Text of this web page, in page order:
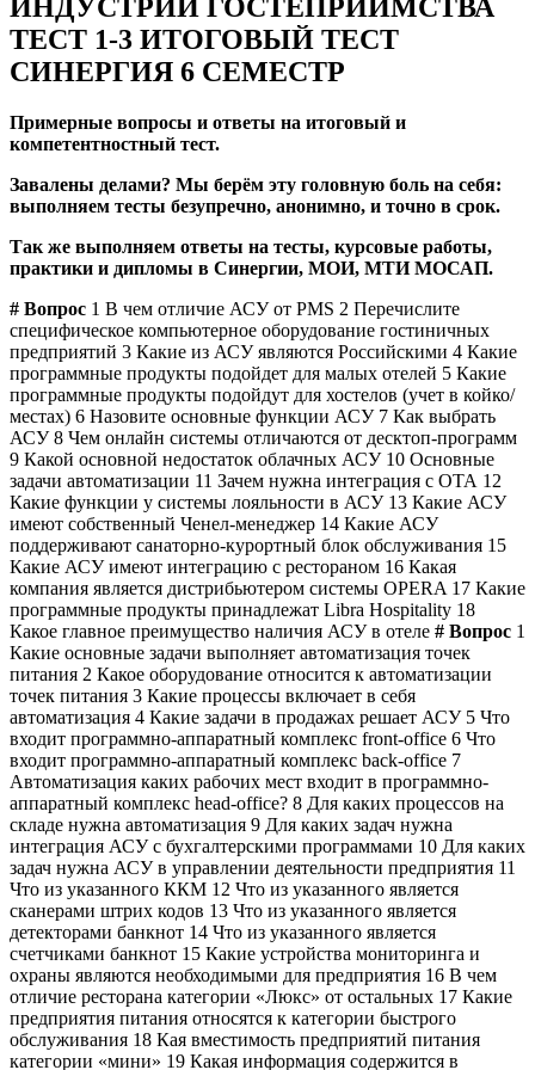
ИНДУСТРИИ ГОСТЕПРИИМСТВА
ТЕСТ 1-3 ИТОГОВЫЙ ТЕСТ
СИНЕРГИЯ 6 СЕМЕСТР
Примерные вопросы и ответы на итоговый и
компетентностный тест.
Завалены делами? Мы берём эту головную боль на себя:
выполняем тесты безупречно, анонимно, и точно в срок.
Так же выполняем ответы на тесты, курсовые работы,
практики и дипломы в Синергии, МОИ, МТИ МОСАП.
# Вопрос 1 В чем отличие АСУ от PMS 2 Перечислите
специфическое компьютерное оборудование гостиничных
предприятий 3 Какие из АСУ являются Российскими 4 Какие
программные продукты подойдет для малых отелей 5 Какие
программные продукты подойдут для хостелов (учет в койко/
местах) 6 Назовите основные функции АСУ 7 Как выбрать
АСУ 8 Чем онлайн системы отличаются от десктоп-программ
9 Какой основной недостаток облачных АСУ 10 Основные
задачи автоматизации 11 Зачем нужна интеграция с ОТА 12
Какие функции у системы лояльности в АСУ 13 Какие АСУ
имеют собственный Ченел-менеджер 14 Какие АСУ
поддерживают санаторно-курортный блок обслуживания 15
Какие АСУ имеют интеграцию с рестораном 16 Какая
компания является дистрибьютером системы OPERA 17 Какие
программные продукты принадлежат Libra Hospitality 18
Какое главное преимущество наличия АСУ в отеле # Вопрос 1
Какие основные задачи выполняет автоматизация точек
питания 2 Какое оборудование относится к автоматизации
точек питания 3 Какие процессы включает в себя
автоматизация 4 Какие задачи в продажах решает АСУ 5 Что
входит программно-аппаратный комплекс front-office 6 Что
входит программно-аппаратный комплекс back-office 7
Автоматизация каких рабочих мест входит в программно-
аппаратный комплекс head-office? 8 Для каких процессов на
складе нужна автоматизация 9 Для каких задач нужна
интеграция АСУ с бухгалтерскими программами 10 Для каких
задач нужна АСУ в управлении деятельности предприятия 11
Что из указанного ККМ 12 Что из указанного является
сканерами штрих кодов 13 Что из указанного является
детекторами банкнот 14 Что из указанного является
счетчиками банкнот 15 Какие устройства мониторинга и
охраны являются необходимыми для предприятия 16 В чем
отличие ресторана категории «Люкс» от остальных 17 Какие
предприятия питания относятся к категории быстрого
обслуживания 18 Кая вместимость предприятий питания
категории «мини» 19 Какая информация содержится в